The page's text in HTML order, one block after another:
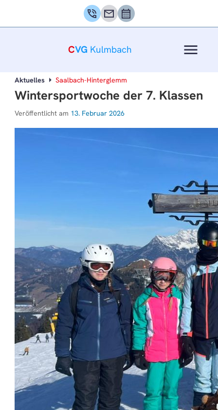
phone_in_talk mail calendar_month
CVG Kulmbach menu
Aktuelles Saalbach-Hinterglemm
Wintersportwoche der 7. Klassen
Veröffentlicht am 13. Februar 2026